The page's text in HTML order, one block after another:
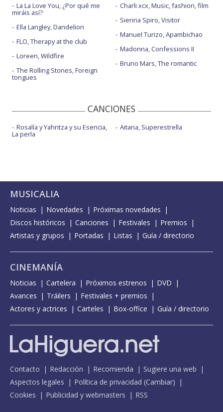
La La Love You, ¿Por qué me
miráis así?
Ella Langley, Dandelion
FLO, Therapy at the club
Loreen, Wildfire
The Rolling Stones, Foreign
tongues
Charli xcx, Music, fashion, film
Sienna Spiro, Visitor
Manuel Turizo, Apambichao
Madonna, Confessions II
Bruno Mars, The romantic
CANCIONES
Rosalía y Yahritza y su Esencia,
La perla
Aitana, Superestrella
MUSICALIA
Noticias Novedades
Próximas novedades
Discos históricos
Canciones Festivales
Premios
Artistas y grupos
Portadas Listas Guía / directorio
CINEMANÍA
Noticias Cartelera Próximos estrenos
DVD
Avances
Tráilers
Festivales + premios
Actores y actrices
Carteles Box-office Guía / directorio
Contacto Redacción Recomienda
Sugiere una web
Aspectos legales
Política de privacidad (Cambiar)
Cookies
Publicidad y webmasters RSS